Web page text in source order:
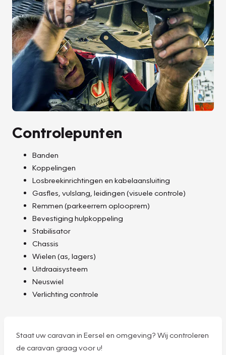
Controlepunten
Banden
Koppelingen
Losbreekinrichtingen en kabelaansluiting
Gasfles, vulslang, leidingen (visuele controle)
Remmen (parkeerrem oplooprem)
Bevestiging hulpkoppeling
Stabilisator
Chassis
Wielen (as, lagers)
Uitdraaisysteem
Neuswiel
Verlichting controle
Staat uw caravan in Eersel en omgeving? Wij controleren
de caravan graag voor u!